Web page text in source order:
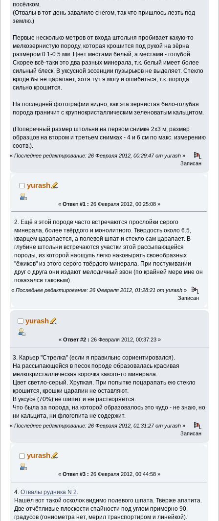
посёлком.
(Отвалы в тот день завалило снегом, так что пришлось лезть под
землю.)
Первые несколько метров от входа штольня пробивает какую-то
мелкозернистую породу, которая крошится под рукой на зёрна
размером 0.1-0.5 мм. Цвет местами белый, а местами - голубой.
Скорее всё-таки это два разных минерала, т.к. белый имеет более
сильный блеск. В уксусной эссенции пузырьков не выделяет. Стекло
вроде бы не царапает, хотя тут я могу и ошибиться, т.к. порода
сильно крошится.
На последней фотографии видно, как эта зернистая бело-голубая
порода граничит с крупнокристаллическим зеленоватым кальцитом.
(Поперечный размер штольни на первом снимке 2х3 м, размер
образцов на втором и третьем снимках - 4 и 6 см по макс. измерению
соотв.).
« Последнее редактирование: 26 Февраля 2012, 00:29:47 от yurash »
Записан
yurash
« Ответ #1 : 26 Февраля 2012, 00:25:08 »
2. Ещё в этой породе часто встречаются прослойки серого
минерала, более твёрдого и монолитного. Твёрдость около 6.5,
кварцем царапается, а полевой шпат и стекло сам царапает. В
глубине штольни встречаются участки этой рассыпающейся
породы, из которой наощупь легко наковырять своеобразных
"ёжиков" из этого серого твёрдого минерала. При постукивании
друг о друга они издают мелодичный звон (по крайней мере мне он
показался таковым).
« Последнее редактирование: 26 Февраля 2012, 01:28:21 от yurash »
Записан
yurash
« Ответ #2 : 26 Февраля 2012, 00:37:23 »
3. Карьер "Стрелка" (если я правильно сориентировался).
На рассыпающейся в песок породе образовалась красивая
мелкокристаллическая корочка какого-то минерала.
Цвет светло-серый. Хрупкая. При попытке поцарапать ею стекло
крошится, крошки царапин не оставляют.
В уксусе (70%) не шипит и не растворяется.
Что была за порода, на которой образовалось это чудо - не знаю, но
ни кальцита, ни флогопита не содержит.
« Последнее редактирование: 26 Февраля 2012, 01:31:27 от yurash »
Записан
yurash
« Ответ #3 : 26 Февраля 2012, 00:44:58 »
4.Отвалы рудника N 2.
Нашёл вот такой осколок видимо полевого шпата. Твёрже апатита.
Две отчётливые плоскости спайности под углом примерно 90
градусов (гониометра нет, мерил транспортиром и линейкой).